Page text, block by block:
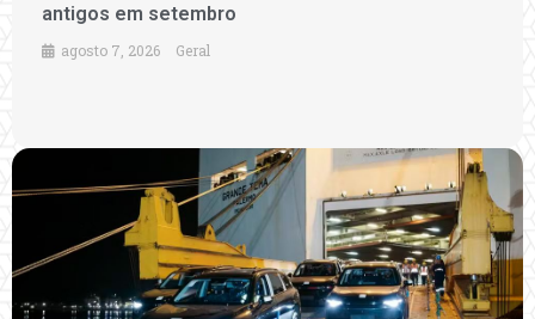
antigos em setembro
agosto 7, 2026 Geral